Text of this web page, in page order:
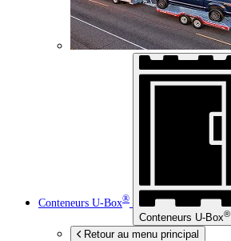
Conteneurs U-Box®
Conteneurs U-Box®
Retour au menu principal